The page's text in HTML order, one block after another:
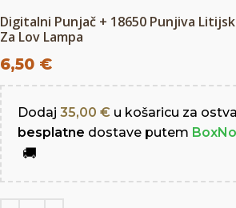
Digitalni Punjač + 18650 Punjiva
Za Lov Lampa
6,50 €
Dodaj 35,00 € u košaricu za
besplatne dostave putem